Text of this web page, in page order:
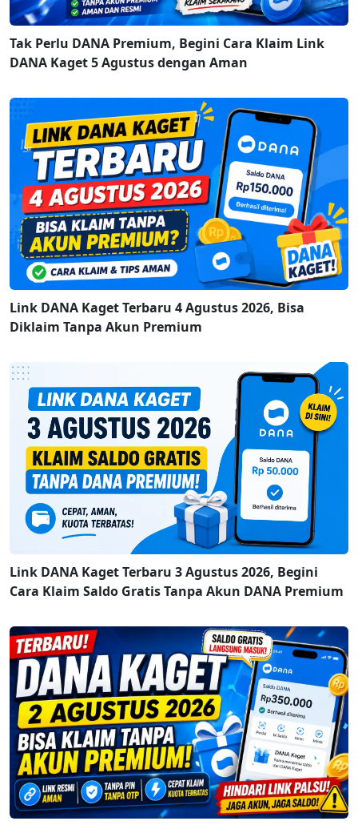
Tak Perlu DANA Premium, Begini Cara Klaim Link
DANA Kaget 5 Agustus dengan Aman
Link DANA Kaget Terbaru 4 Agustus 2026, Bisa
Diklaim Tanpa Akun Premium
Link DANA Kaget Terbaru 3 Agustus 2026, Begini
Cara Klaim Saldo Gratis Tanpa Akun DANA Premium